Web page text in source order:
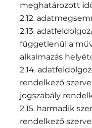
meghatározott
2.12.
2.13.
függetlenül a
alkalmazás
2.14.
rendelkező
jogszabály
2.15. harmadik
rendelkező